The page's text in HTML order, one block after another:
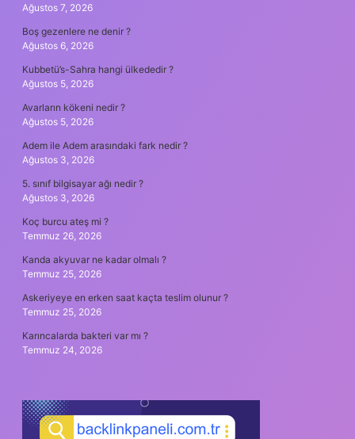
Ağustos 7, 2026
Boş gezenlere ne denir ?
Ağustos 6, 2026
Kubbetü’s-Sahra hangi ülkededir ?
Ağustos 5, 2026
Avarların kökeni nedir ?
Ağustos 5, 2026
Adem ile Adem arasındaki fark nedir ?
Ağustos 3, 2026
5. sınıf bilgisayar ağı nedir ?
Ağustos 3, 2026
Koç burcu ateş mi ?
Temmuz 26, 2026
Kanda akyuvar ne kadar olmalı ?
Temmuz 25, 2026
Askeriyeye en erken saat kaçta teslim olunur ?
Temmuz 25, 2026
Karıncalarda bakteri var mı ?
Temmuz 24, 2026